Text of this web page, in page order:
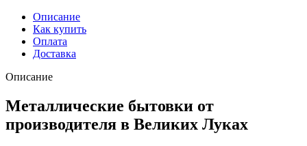
Описание
Как купить
Оплата
Доставка
Описание
Металлические бытовки от
производителя в Великих Луках